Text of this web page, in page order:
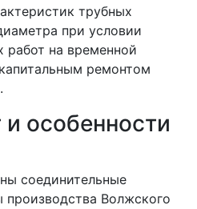
трубных
при условии
работ на временной
ремонтом
особенности
соединительные
производства Волжского